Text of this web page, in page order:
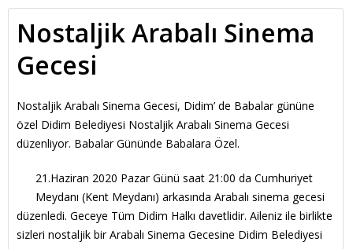
ARSA
İŞYERI
GÜNLÜK KIRALIK
Nostaljik Arabalı Sinema
Gecesi
Nostaljik Arabalı Sinema Gecesi, Didim’ de Babalar gününe
özel Didim Belediyesi Nostaljik Arabalı Sinema Gecesi
düzenliyor. Babalar Gününde Babalara Özel.
21.Haziran 2020 Pazar Günü saat 21:00 da Cumhuriyet
Meydanı (Kent Meydanı) arkasında Arabalı sinema gecesi
düzenledi. Geceye Tüm Didim Halkı davetlidir. Aileniz ile birlikte
sizleri nostaljik bir Arabalı Sinema Gecesine Didim Belediyesi